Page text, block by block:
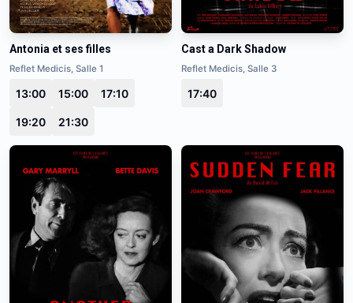
Antonia et ses filles
Reflet Medicis, Salle 1
13:00 15:00 17:10
19:20 21:30
Cast a Dark Shadow
Reflet Medicis, Salle 3
17:40